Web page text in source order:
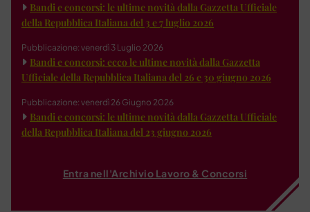
Bandi e concorsi: le ultime novità dalla Gazzetta Ufficiale
della Repubblica Italiana del 3 e 7 luglio 2026
Pubblicazione: venerdì 3 Luglio 2026
Bandi e concorsi: ecco le ultime novità dalla Gazzetta
Ufficiale della Repubblica Italiana del 26 e 30 giugno 2026
Pubblicazione: venerdì 26 Giugno 2026
Bandi e concorsi: le ultime novità dalla Gazzetta Ufficiale
della Repubblica Italiana del 23 giugno 2026
Entra nell'Archivio Lavoro & Concorsi